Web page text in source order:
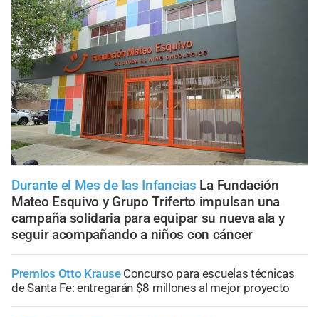
Durante el Mes de las Infancias La Fundación
Mateo Esquivo y Grupo Triferto impulsan una
campaña solidaria para equipar su nueva ala y
seguir acompañando a niños con cáncer
Premios Otto Krause Concurso para escuelas técnicas
de Santa Fe: entregarán $8 millones al mejor proyecto